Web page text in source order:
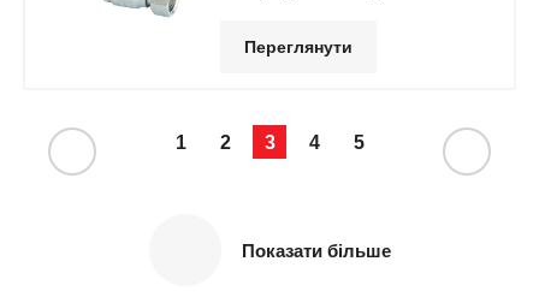
Переглянути
1 2 3 4 5
Показати більше